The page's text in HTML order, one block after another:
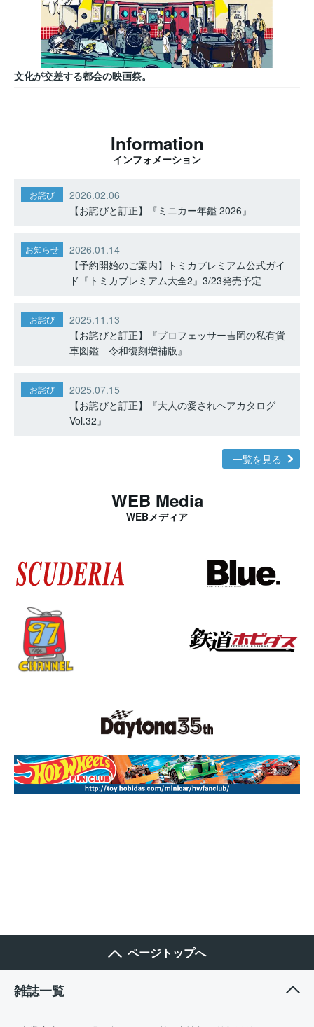
文化が交差する都会の映画祭。
Information
インフォメーション
お詫び
2026.02.06
【お詫びと訂正】『ミニカー年鑑 2026』
お知らせ
2026.01.14
【予約開始のご案内】トミカプレミアム公式ガイ
ド『トミカプレミアム大全2』3/23発売予定
お詫び
2025.11.13
【お詫びと訂正】『プロフェッサー吉岡の私有貨
車図鑑 令和復刻増補版』
お詫び
2025.07.15
【お詫びと訂正】『大人の愛されヘアカタログ
Vol.32』
一覧を見る
WEB Media
WEBメディア
ページトップへ
雑誌一覧